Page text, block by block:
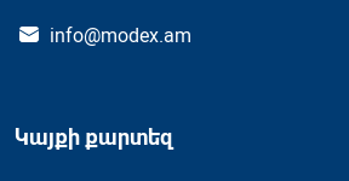
info@modex.am
Կայքի քարտեզ